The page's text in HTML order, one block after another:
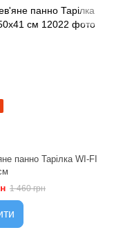
панно Тарілка WI-FI
1 460 грн